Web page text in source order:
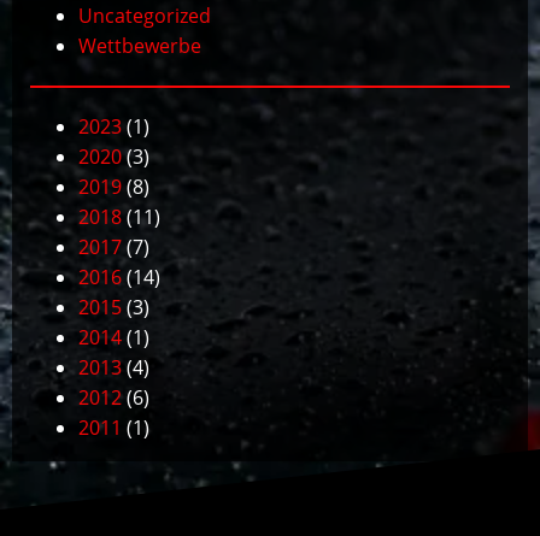
Uncategorized
Wettbewerbe
2023(1)
2020(3)
2019(8)
2018(11)
2017(7)
2016(14)
2015(3)
2014(1)
2013(4)
2012(6)
2011 (1)